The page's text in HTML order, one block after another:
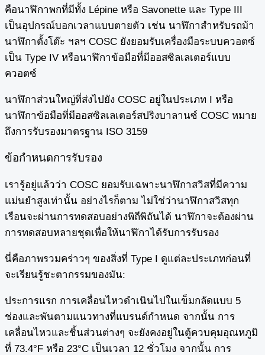
คือนาฬิกาพกที่มีทั้ง Lépine หรือ Savonette และ Type III
เป็นอุปกรณ์บอกเวลาแบบตายตัว เช่น นาฬิกาสำหรับรถม้า
นาฬิกาตั้งโต๊ะ ฯลฯ COSC ยังยอมรับเครื่องมือระบบควอตซ์
เป็น Type IV หรือนาฬิกาข้อมือที่มีออสซิลเลเตอร์แบบ
ควอตซ์
นาฬิกาส่วนใหญ่ที่ส่งไปยัง COSC อยู่ในประเภท I หรือ
นาฬิกาข้อมือที่มีออสซิลเลเตอร์สปริงบาลานซ์ COSC หมาย
ถึงการรับรองมาตรฐาน ISO 3159
ข้อกำหนดการรับรอง
เรารู้อยู่แล้วว่า COSC ยอมรับเฉพาะนาฬิกาสวิสที่มีความ
แม่นยำสูงเท่านั้น อย่างไรก็ตาม ไม่ใช่ว่านาฬิกาสวิสทุก
เรือนจะผ่านการทดสอบอย่างพิถีพิถันได้ นาฬิกาจะต้องผ่าน
การทดสอบหลายชุดเพื่อให้นาฬิกาได้รับการรับรอง
นี่คือภาพรวมคร่าวๆ ของสิ่งที่ Type I ดูแต่ละประเภทก่อนที่
จะเรียนรู้ชะตากรรมของมัน:
ประการแรก การเคลื่อนไหวดำเนินไปในเข็มกลัดแบบ 5
ช่องและพันตามแนวทางที่แบรนด์กำหนด จากนั้น การ
เคลื่อนไหวและชิ้นส่วนต่างๆ จะยังคงอยู่ในตู้ควบคุมอุณหภูมิ
ที่ 73.4°F หรือ 23°C เป็นเวลา 12 ชั่วโมง จากนั้น การ